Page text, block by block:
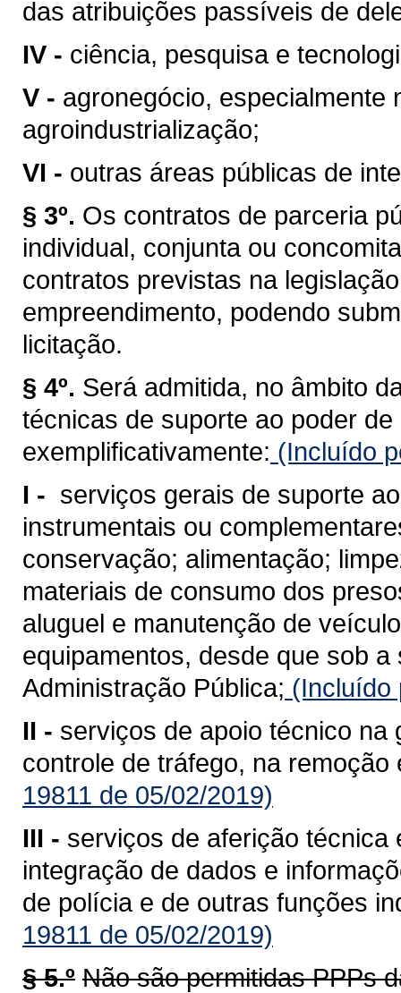
das atribuições passíveis de
IV - ciência, pesquisa e
V - agronegócio, especialmente
agroindustrialização;
VI - outras áreas públicas de
§ 3º. Os contratos de parceria
individual, conjunta ou
contratos previstas na
empreendimento, podendo
licitação.
§ 4º. Será admitida, no âmbito
técnicas de suporte ao poder
exemplificativamente: (Incluído
I - serviços gerais de suporte
instrumentais ou
conservação; alimentação;
materiais de consumo dos
aluguel e manutenção de
equipamentos, desde que sob
Administração Pública; (Incluído
II - serviços de apoio técnico na
controle de tráfego, na
19811 de 05/02/2019)
III - serviços de aferição técnica
integração de dados e
de polícia e de outras funções
19811 de 05/02/2019)
§ 5.º Não são permitidas PPPs